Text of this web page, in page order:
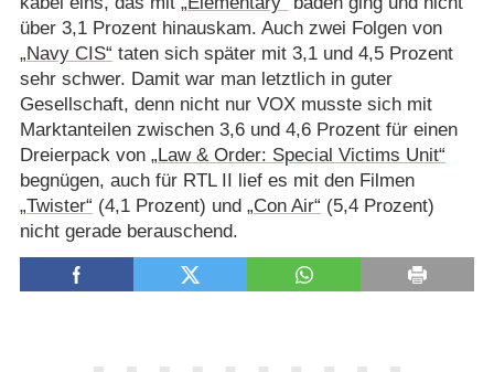
über 3,1 Prozent hinauskam. Auch zwei Folgen von
„Navy CIS“ taten sich später mit 3,1 und 4,5 Prozent
sehr schwer. Damit war man letztlich in guter
Gesellschaft, denn nicht nur VOX musste sich mit
Marktanteilen zwischen 3,6 und 4,6 Prozent für einen
Dreierpack von „Law & Order: Special Victims Unit“
begnügen, auch für RTL II lief es mit den Filmen
„Twister“ (4,1 Prozent) und „Con Air“ (5,4 Prozent)
nicht gerade berauschend.